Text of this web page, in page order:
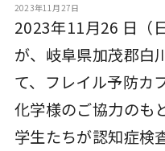
2023年11月27日
2023年11月26 日（
が、岐阜県加茂郡白
て、フレイル予防カ
化学様のご協力のも
学生たちが認知症検